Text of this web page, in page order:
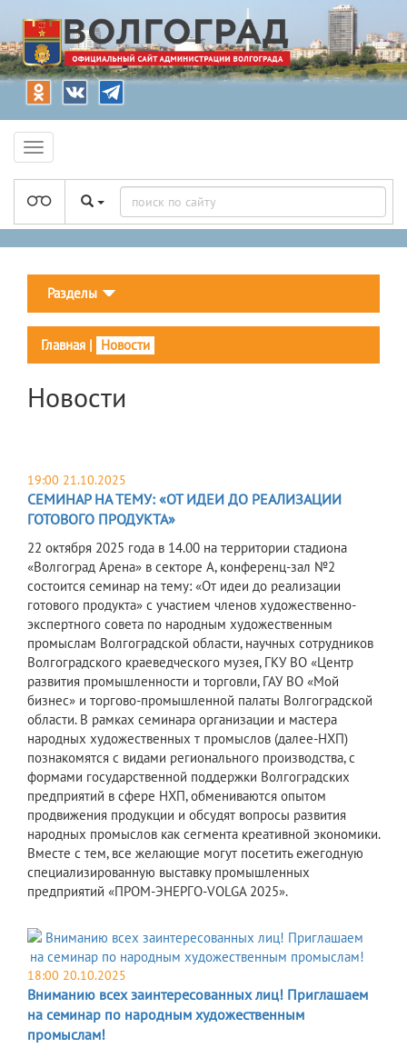
Разделы
Главная | Новости
Новости
19:00 21.10.2025
СЕМИНАР НА ТЕМУ: «ОТ ИДЕИ ДО РЕАЛИЗАЦИИ
ГОТОВОГО ПРОДУКТА»
22 октября 2025 года в 14.00 на территории стадиона
«Волгоград Арена» в секторе А, конференц-зал №2
состоится семинар на тему: «От идеи до реализации
готового продукта» с участием членов художественно-
экспертного совета по народным художественным
промыслам Волгоградской области, научных сотрудников
Волгоградского краеведческого музея, ГКУ ВО «Центр
развития промышленности и торговли, ГАУ ВО «Мой
бизнес» и торгово-промышленной палаты Волгоградской
области. В рамках семинара организации и мастера
народных художественных т промыслов (далее-НХП)
познакомятся с видами регионального производства, с
формами государственной поддержки Волгоградских
предприятий в сфере НХП, обмениваются опытом
продвижения продукции и обсудят вопросы развития
народных промыслов как сегмента креативной экономики.
Вместе с тем, все желающие могут посетить ежегодную
специализированную выставку промышленных
предприятий «ПРОМ-ЭНЕРГО-VOLGA 2025».
18:00 20.10.2025
Вниманию всех заинтересованных лиц! Приглашаем
на семинар по народным художественным
промыслам!